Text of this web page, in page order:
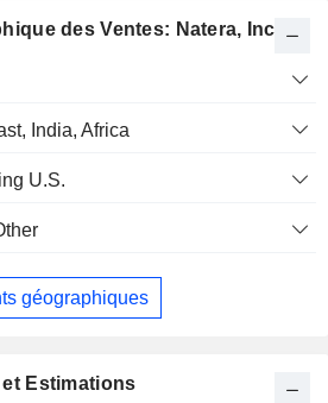
des Ventes: Natera, Inc.
India, Africa
U.S.
géographiques
Estimations